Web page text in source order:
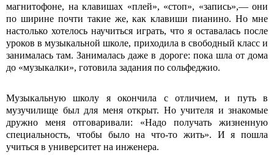
магнитофоне, на клавишах «плей», «стоп», «запись»,— они
по ширине почти такие же, как клавиши пианино. Но мне
настолько хотелось научиться играть, что я оставалась после
уроков в музыкальной школе, приходила в свободный класс и
занималась там. Занималась даже в дороге: пока шла от дома
до «музыкалки», готовила задания по сольфеджио.
Музыкальную школу я окончила с отличием, и путь в
музучилище был для меня открыт. Но учителя и знакомые
дружно меня отговаривали: «Надо получать жизненную
специальность, чтобы было на что-то жить». И я пошла
учиться в университет на инженера.